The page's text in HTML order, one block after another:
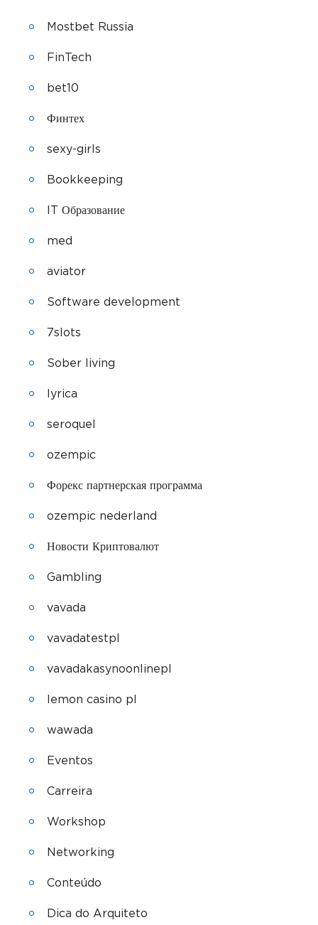
Mostbet Russia
FinTech
bet10
Финтех
sexy-girls
Bookkeeping
IT Образование
med
aviator
Software development
7slots
Sober living
lyrica
seroquel
ozempic
Форекс партнерская программа
ozempic nederland
Новости Криптовалют
Gambling
vavada
vavadatestpl
vavadakasynoonlinepl
lemon casino pl
wawada
Eventos
Carreira
Workshop
Networking
Conteúdo
Dica do Arquiteto